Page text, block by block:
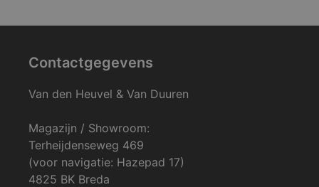
Contactgegevens
Van den Heuvel & Van Duuren
Magazijn / Showroom:
Terheijdenseweg 469
(voor navigatie: Hazepad 17)
4825 BK Breda